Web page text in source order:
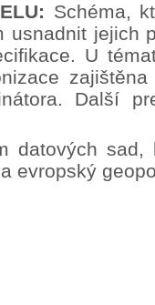
Schéma,
usnadnit jejich
U
Další
datových
evropský